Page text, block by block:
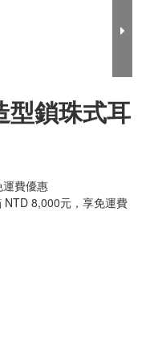
型鎖珠式耳
費優惠
8,000元，享免運費